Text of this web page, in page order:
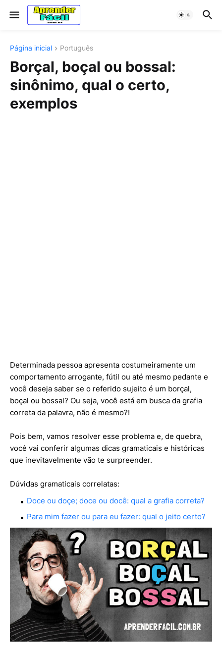
Página inicial Português
Borçal, boçal ou bossal:
sinônimo, qual o certo,
exemplos
Determinada pessoa apresenta costumeiramente um
comportamento arrogante, fútil ou até mesmo pedante e
você deseja saber se o referido sujeito é um borçal,
boçal ou bossal? Ou seja, você está em busca da grafia
correta da palavra, não é mesmo?!
Pois bem, vamos resolver esse problema e, de quebra,
você vai conferir algumas dicas gramaticais e históricas
que inevitavelmente vão te surpreender.
Dúvidas gramaticais correlatas:
Doce ou doçe; doce ou docê: qual a grafia correta?
Para mim fazer ou para eu fazer: qual o jeito certo?